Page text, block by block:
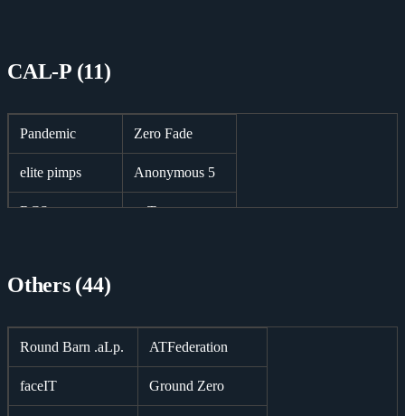
CAL-P (11)
Pandemic Zero Fade
elite pimps Anonymous 5
RCS cuT
Point Of Impact
EvenFlow
Others (44)
Round Barn .aLp. ATFederation
faceIT Ground Zero